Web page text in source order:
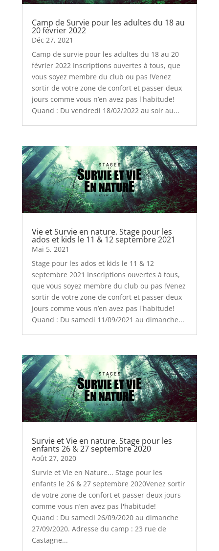
Camp de Survie pour les adultes du 18 au
20 février 2022
Déc 27, 2021
Camp de survie pour les adultes du 18 au 20
février 2022 Inscriptions ouvertes à tous, que
vous soyez membre du club ou pas !Venez
sortir de votre zone de confort et passer deux
jours comme vous n’en avez pas l'habitude!
Quand : Du vendredi 18/02/2022 au soir au...
Vie et Survie en nature. Stage pour les
ados et kids le 11 & 12 septembre 2021
Mai 5, 2021
Stage pour les ados et kids le 11 & 12
septembre 2021 Inscriptions ouvertes à tous,
que vous soyez membre du club ou pas !Venez
sortir de votre zone de confort et passer deux
jours comme vous n’en avez pas l'habitude!
Quand : Du samedi 11/09/2021 au dimanche...
Survie et Vie en nature. Stage pour les
enfants 26 & 27 septembre 2020
Août 27, 2020
Survie et Vie en Nature... Stage pour les
enfants le 26 & 27 septembre 2020Venez sortir
de votre zone de confort et passer deux jours
comme vous n’en avez pas l'habitude!
Quand : Du samedi 26/09/2020 au dimanche
27/09/2020. Adresse du camp : 23 rue de
Castagne...